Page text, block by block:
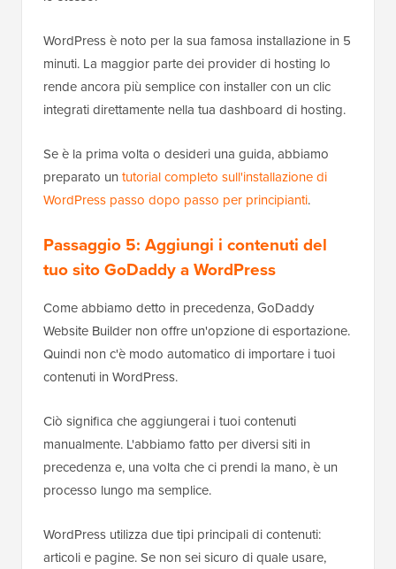
WordPress è noto per la sua famosa installazione in 5
minuti. La maggior parte dei provider di hosting lo
rende ancora più semplice con installer con un clic
integrati direttamente nella tua dashboard di hosting.
Se è la prima volta o desideri una guida, abbiamo
preparato un tutorial completo sull'installazione di
WordPress passo dopo passo per principianti.
Passaggio 5: Aggiungi i contenuti del
tuo sito GoDaddy a WordPress
Come abbiamo detto in precedenza, GoDaddy
Website Builder non offre un'opzione di esportazione.
Quindi non c'è modo automatico di importare i tuoi
contenuti in WordPress.
Ciò significa che aggiungerai i tuoi contenuti
manualmente. L'abbiamo fatto per diversi siti in
precedenza e, una volta che ci prendi la mano, è un
processo lungo ma semplice.
WordPress utilizza due tipi principali di contenuti:
articoli e pagine. Se non sei sicuro di quale usare,